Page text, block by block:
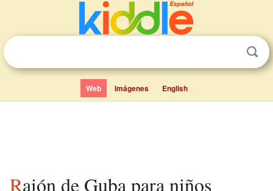
Web Imágenes English
Raión de Guba para niños